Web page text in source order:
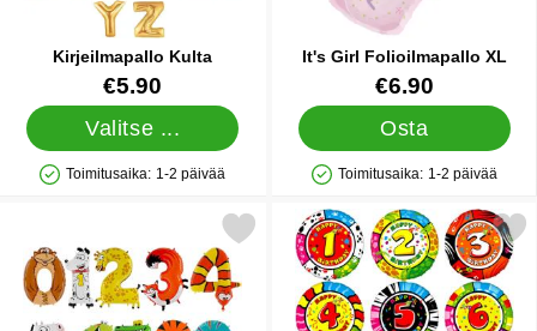
Kirjeilmapallo Kulta
Tuote.nro 10066
€5.90
Valitse ...
Saatavuus: Varastossa
Toimitusaika: 1-2 päivää
It's Girl Folioilmapallo XL
Tuote.nro 10162
€6.90
Osta
Saatavuus: Varastossa
Toimitusaika: 1-2 päivää
Merkitse numeroilmapallo Viidakon Eläimet suosikiksi
Merkitse folioilmapallo Happy